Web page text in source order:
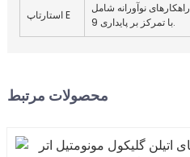
استارتاپ E
راهکارهای نوآورانه شامل CAS 5337-93-
9 با تمرکز بر پایداری.
محصولات مرتبط